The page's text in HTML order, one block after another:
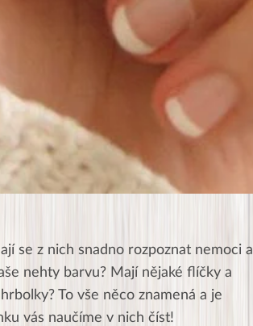
se z nich snadno rozpoznat nemoci a
nehty barvu? Mají nějaké flíčky a
To vše něco znamená a je
vás naučíme v nich číst!